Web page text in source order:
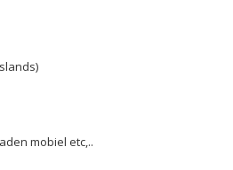
mobiel etc,..